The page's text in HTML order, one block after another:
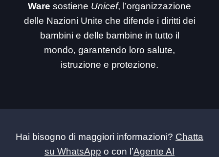
Ware sostiene Unicef, l’organizzazione
delle Nazioni Unite che difende i diritti dei
bambini e delle bambine in tutto il
mondo, garantendo loro salute,
istruzione e protezione.
Hai bisogno di maggiori informazioni? Chatta
su WhatsApp o con l’Agente AI